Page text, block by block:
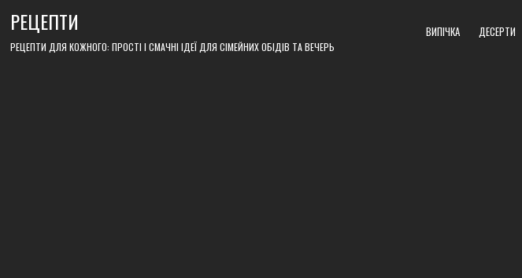
РЕЦЕПТИ
РЕЦЕПТИ ДЛЯ КОЖНОГО: ПРОСТІ І СМАЧНІ ІДЕЇ ДЛЯ СІМЕЙНИХ ОБІДІВ ТА ВЕЧЕРЬ
ВИПІЧКА ДЕСЕРТИ